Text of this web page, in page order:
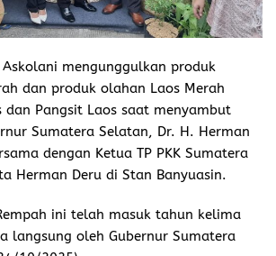
mengunggulkan produk
dan produk olahan Laos Merah
dan Pangsit Laos saat menyambut
Sumatera Selatan, Dr. H. Herman
dengan Ketua TP PKK Sumatera
Herman Deru di Stan Banyuasin.
ini telah masuk tahun kelima
langsung oleh Gubernur Sumatera